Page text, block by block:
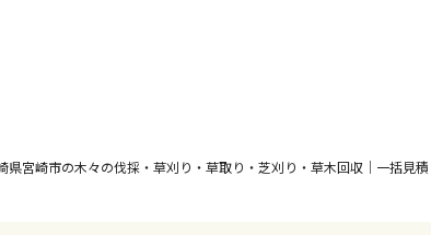
宮崎市の木々の伐採・草刈り・草取り・芝刈り・草木回収｜一括見積